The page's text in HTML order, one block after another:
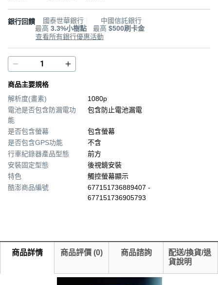
銀行回饋
國泰世華銀行
最高 3.3%小樹點
中國信託銀行
最高 $500刷卡金
查看所有銀行優惠活動
商品主要規格
解析度(畫素)
1080p
電池是否包含防漏電功
能
包含防止電池漏電
是否包含螢幕
包含螢幕
是否包含GPS功能
不含
行車紀錄器產品型態
前方
安裝固定型態
後視鏡安裝
特色
觸控螢幕顯示
酷澎商品編號
677151736889407 -
677151736905793
商品詳情 商品評價 (0) 商品諮詢
配送/換貨/退
貨說明